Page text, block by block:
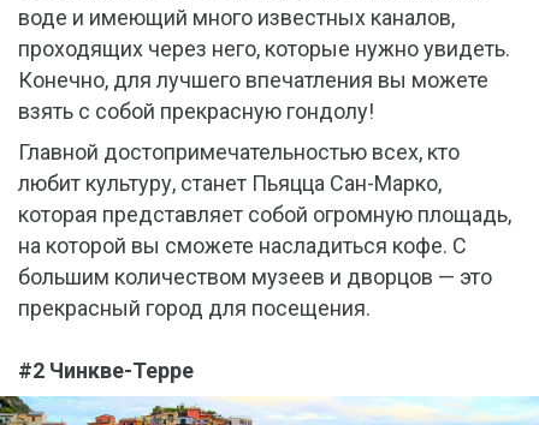
воде и имеющий много известных каналов,
проходящих через него, которые нужно увидеть.
Конечно, для лучшего впечатления вы можете
взять с собой прекрасную гондолу!
Главной достопримечательностью всех, кто
любит культуру, станет Пьяцца Сан-Марко,
которая представляет собой огромную площадь,
на которой вы сможете насладиться кофе. С
большим количеством музеев и дворцов — это
прекрасный город для посещения.
#2 Чинкве-Терре